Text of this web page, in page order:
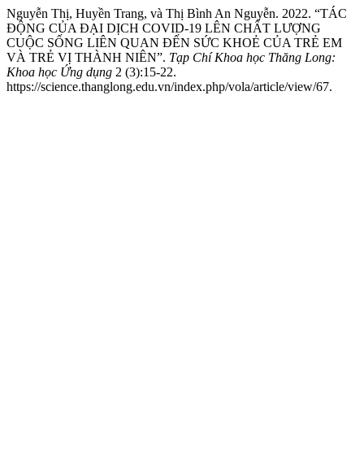
Nguyễn Thị, Huyền Trang, và Thị Bình An Nguyễn. 2022. “TÁC
ĐỘNG CỦA ĐẠI DỊCH COVID-19 LÊN CHẤT LƯỢNG
CUỘC SỐNG LIÊN QUAN ĐẾN SỨC KHOẺ CỦA TRẺ EM
VÀ TRẺ VỊ THÀNH NIÊN”. Tạp Chí Khoa học Thăng Long:
Khoa học Ứng dụng 2 (3):15-22.
https://science.thanglong.edu.vn/index.php/vola/article/view/67.